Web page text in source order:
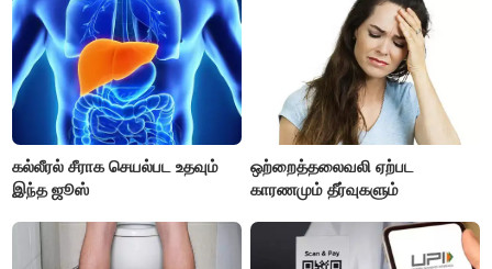
கல்லீரல் சீராக செயல்பட உதவும்
இந்த ஜூஸ்
ஒற்றைத்தலைவலி ஏற்பட
காரணமும் தீர்வுகளும்